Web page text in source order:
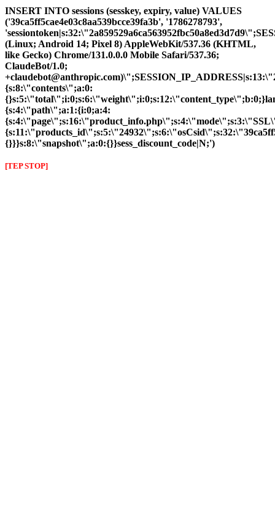
INSERT INTO sessions (sesskey, expiry, value) VALUES
('39ca5ff5cae4e03c8aa539bcce39fa3b', '1786278793',
(Linux; Android 14; Pixel 8) AppleWebKit/537.36 (KHTML,
like Gecko) Chrome/131.0.0.0 Mobile Safari/537.36;
ClaudeBot/1.0;
{s:8:\"contents\";a:0:
{s:4:\"path\";a:1:{i:0;a:4:
{}}}s:8:\"snapshot\";a:0:{}}sess_discount_code|N;')
[TEP STOP]